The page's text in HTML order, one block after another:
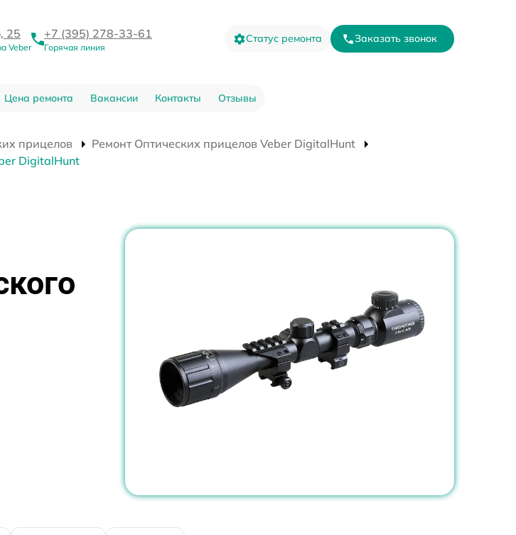
25
Veber
+7 (395) 278-33-61
Горячая линия
Статус ремонта Заказать звонок
Цена ремонта Вакансии Контакты Отзывы
прицелов
Ремонт Оптических прицелов Veber DigitalHunt
DigitalHunt